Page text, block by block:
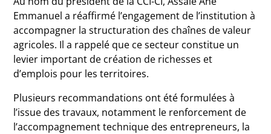
Emmanuel a réaffirmé l’engagement de l’institution à
accompagner la structuration des chaînes de valeur
agricoles. Il a rappelé que ce secteur constitue un
levier important de création de richesses et
d’emplois pour les territoires.
Plusieurs recommandations ont été formulées à
l’issue des travaux, notamment le renforcement de
l’accompagnement technique des entrepreneurs, la